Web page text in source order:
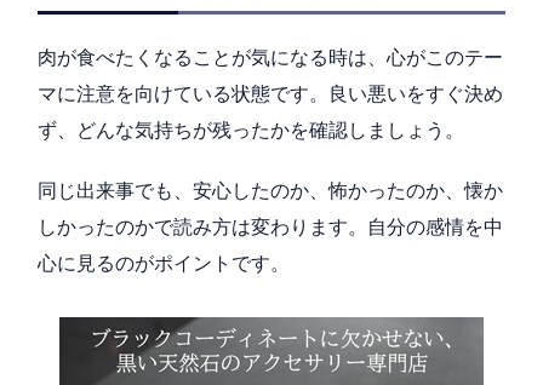
肉が食べたくなることが気になる時は、心がこのテー
マに注意を向けている状態です。良い悪いをすぐ決め
ず、どんな気持ちが残ったかを確認しましょう。
同じ出来事でも、安心したのか、怖かったのか、懐か
しかったのかで読み方は変わります。自分の感情を中
心に見るのがポイントです。